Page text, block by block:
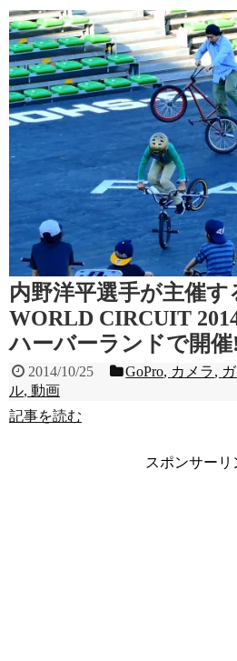
内野洋平選手が主催
WORLD CIRCUIT
ハーバーランドで開催
2014/10/25 GoPro, カメラ,
ル, 動画
記事を読む
スポンサーリ